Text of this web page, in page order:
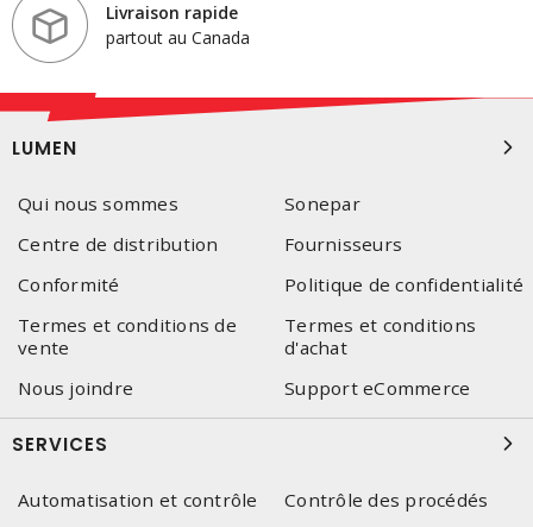
Livraison rapide
partout au Canada
LUMEN
Qui nous sommes
Sonepar
Centre de distribution
Fournisseurs
Conformité
Politique de confidentialité
Termes et conditions de
vente
Termes et conditions
d'achat
Nous joindre
Support eCommerce
SERVICES
Automatisation et contrôle
Contrôle des procédés